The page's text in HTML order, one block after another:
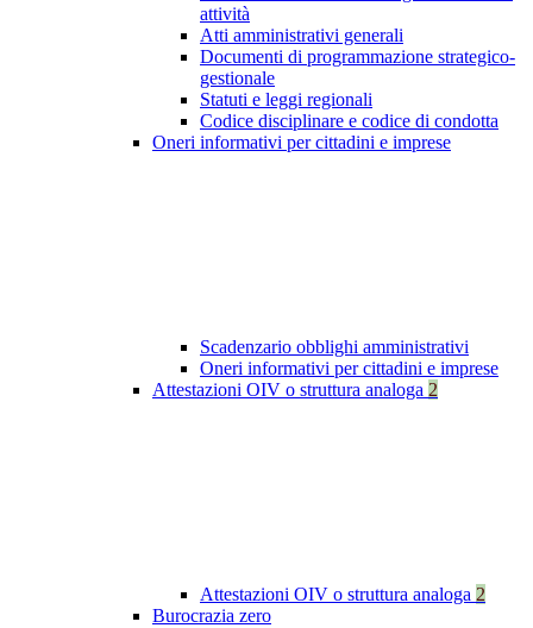
attività
Atti amministrativi generali
Documenti di programmazione strategico-
gestionale
Statuti e leggi regionali
Codice disciplinare e codice di condotta
Oneri informativi per cittadini e imprese
Scadenzario obblighi amministrativi
Oneri informativi per cittadini e imprese
Attestazioni OIV o struttura analoga 2
Attestazioni OIV o struttura analoga 2
Burocrazia zero